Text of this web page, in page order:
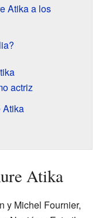
Atika a los
actriz
Atika
Atika
y Michel Fournier,